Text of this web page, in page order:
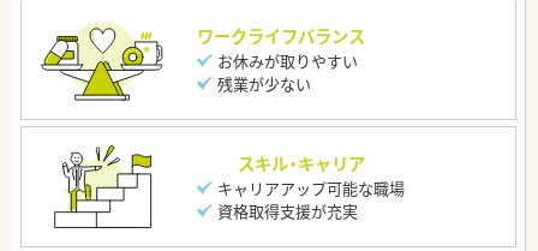
ワークライフバランス
お休みが取りやすい
残業が少ない
スキル・キャリア
キャリアアップ可能な職場
資格取得支援が充実